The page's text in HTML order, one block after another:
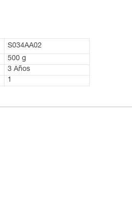
S034AA02
500 g
3 Años
1